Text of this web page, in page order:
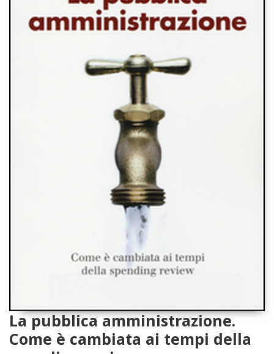
La pubblica amministrazione.
Come è cambiata ai tempi della